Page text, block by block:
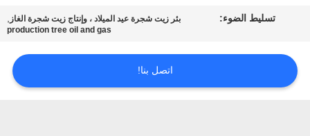
حالات
تسليط الضوء: بئر زيت شجرة عيد الميلاد ، وإنتاج زيت شجرة الغاز ,
production tree oil and gas
اتصل بنا!